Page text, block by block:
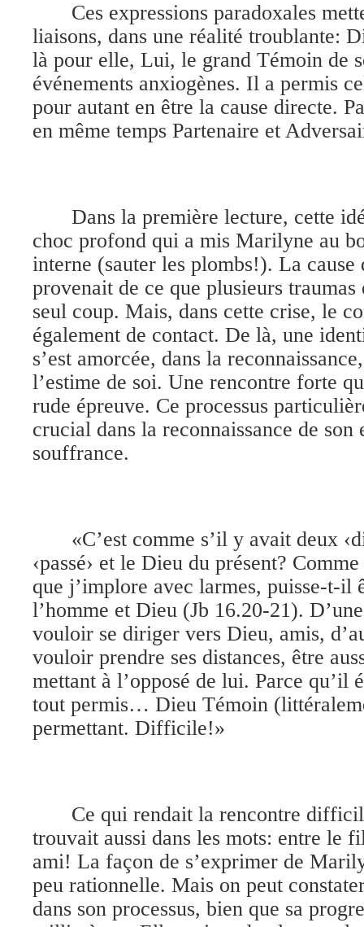
Ces expressions paradoxales
liaisons, dans une réalité troublante:
là pour elle, Lui, le grand Témoin de
événements anxiogènes. Il a permis
pour autant en être la cause directe.
en même temps Partenaire et
Dans la première lecture, cette
choc profond qui a mis Marilyne au
interne (sauter les plombs!). La
provenait de ce que plusieurs traumas
seul coup. Mais, dans cette crise, le
également de contact. De là, une
s’est amorcée, dans la
l’estime de soi. Une rencontre forte
rude épreuve. Ce processus
crucial dans la reconnaissance de son
souffrance.
«C’est comme s’il y avait deux
‹passé› et le Dieu du présent?
que j’implore avec larmes, puisse-t-il
l’homme et Dieu (Jb 16.20-21).
vouloir se diriger vers Dieu, amis,
vouloir prendre ses distances, être
mettant à l’opposé de lui. Parce qu’il
tout permis… Dieu Témoin
permettant. Difficile!»
Ce qui rendait la rencontre
trouvait aussi dans les mots: entre le
ami! La façon de s’exprimer de
peu rationnelle. Mais on peut
dans son processus, bien que sa